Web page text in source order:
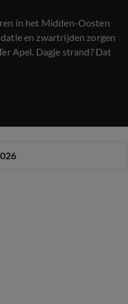
in het Midden-Oosten
en zwartrijden zorgen
Apel. Dagje strand? Dat